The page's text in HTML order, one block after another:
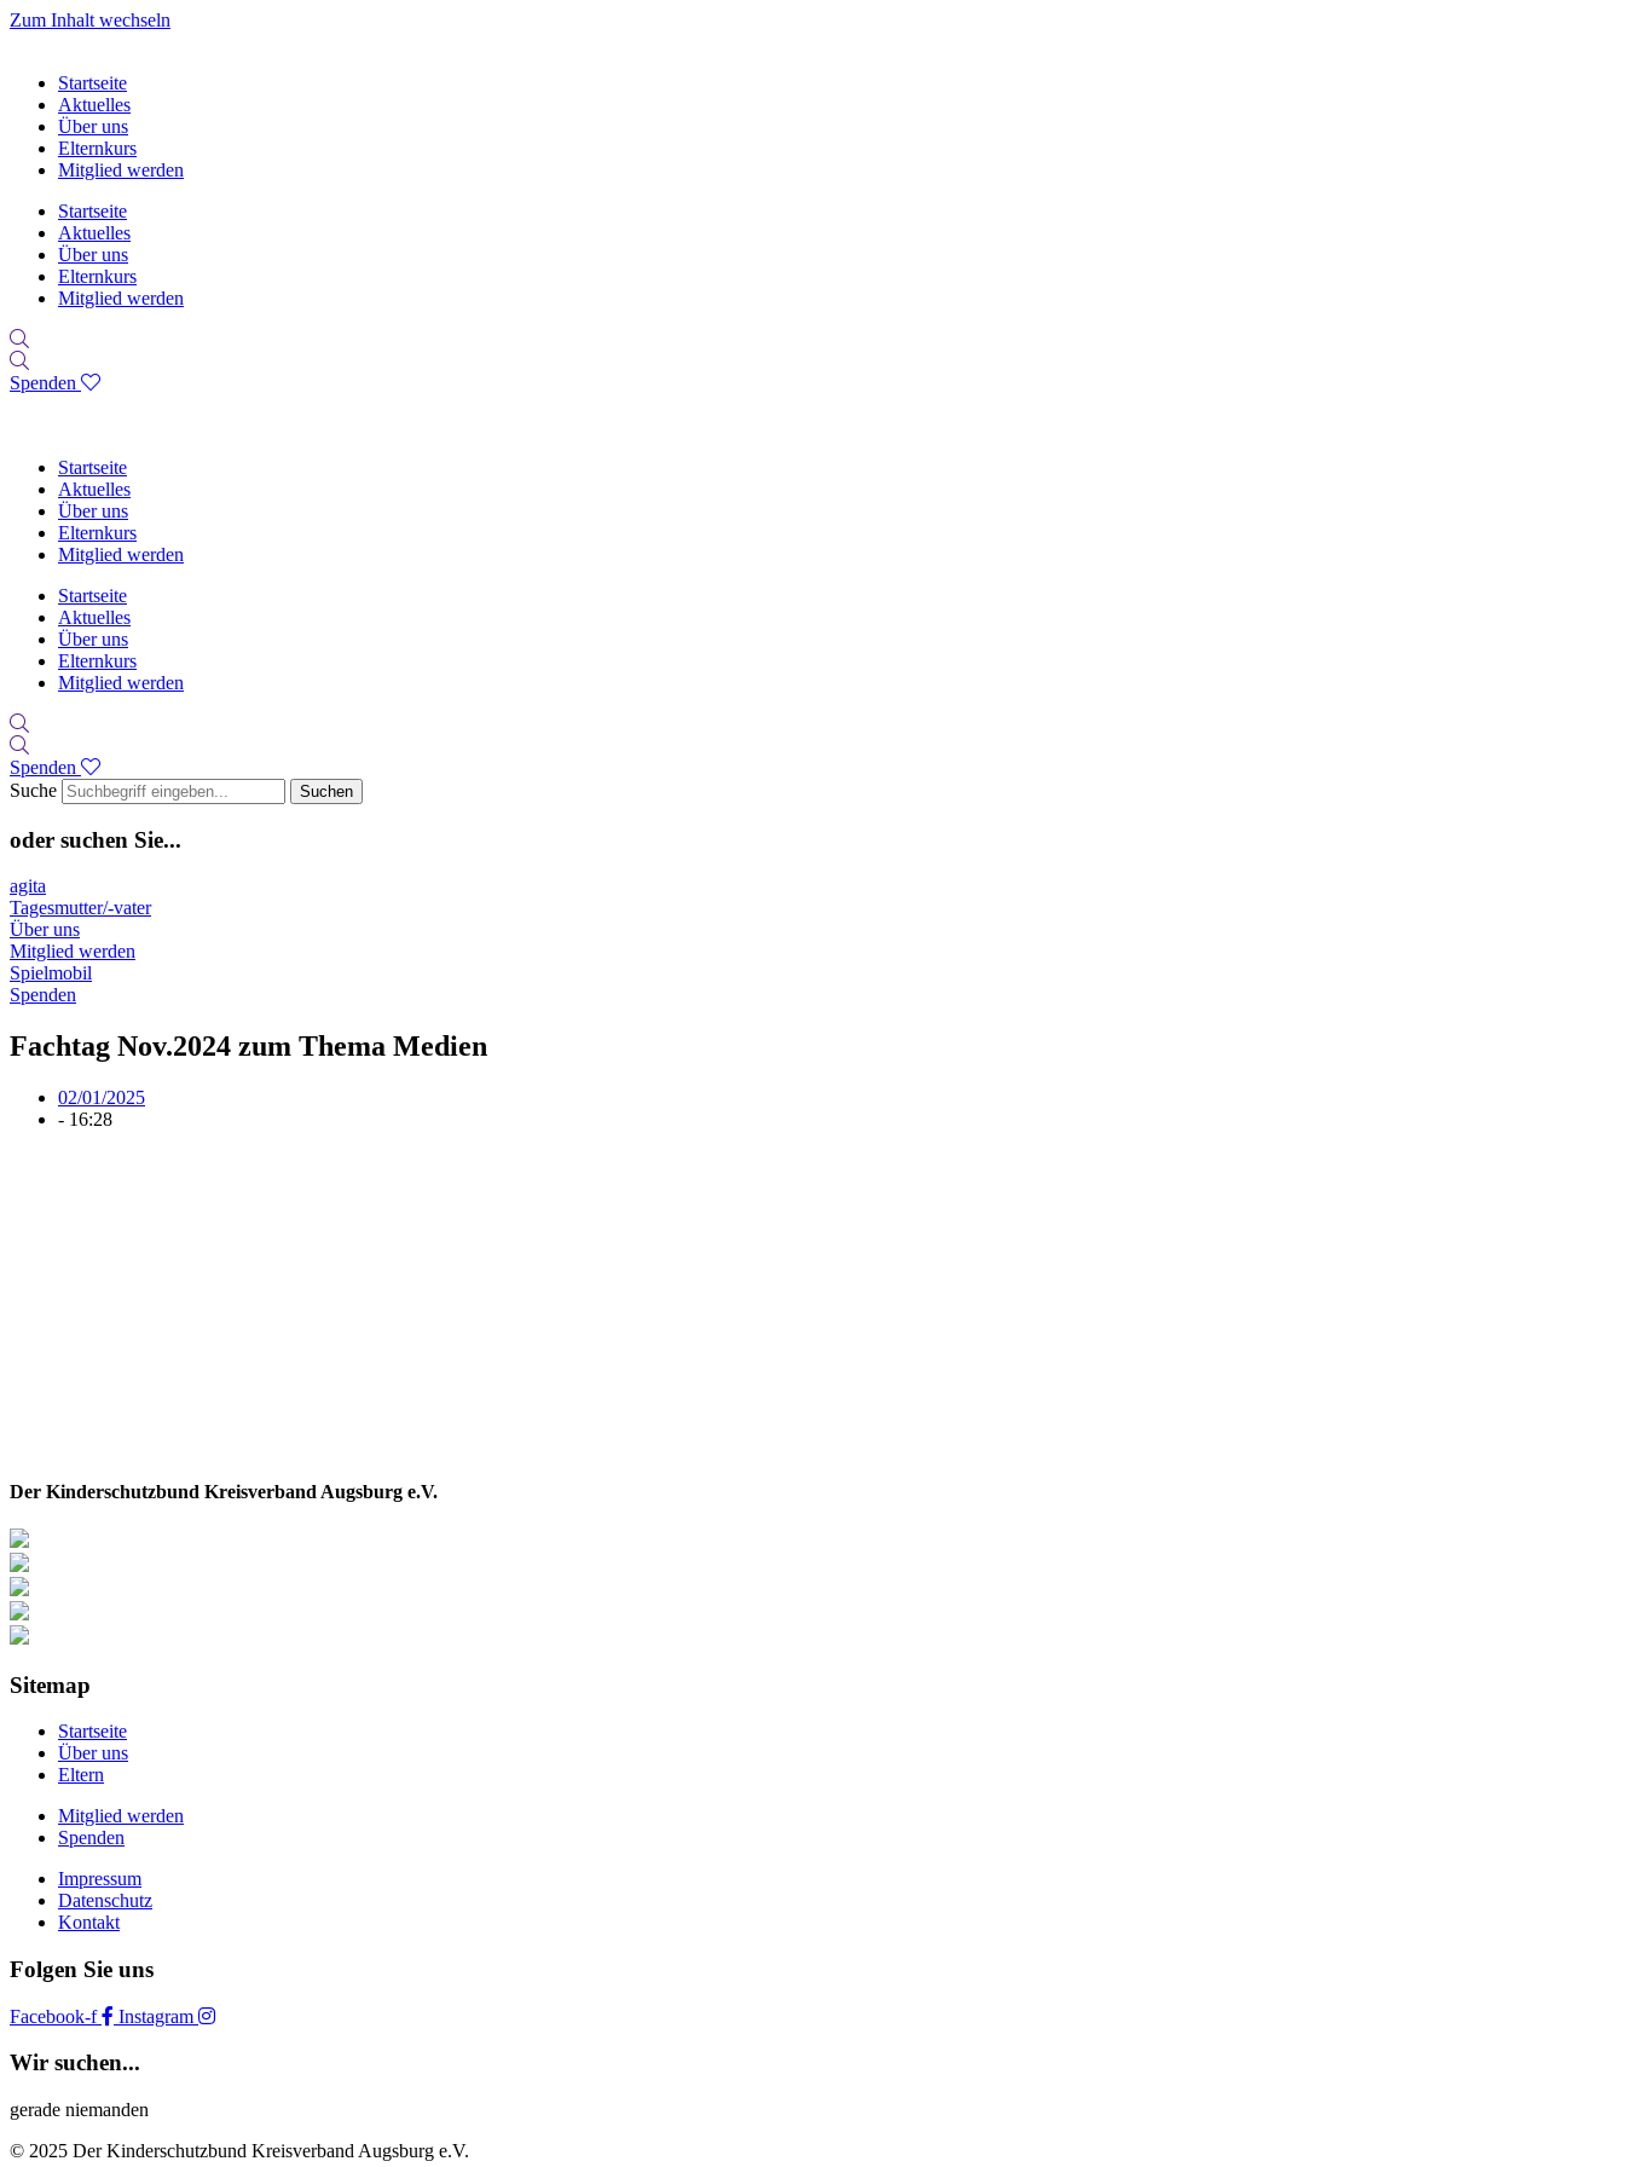
Zum Inhalt wechseln
Startseite
Aktuelles
Über uns
Elternkurs
Mitglied werden
Startseite
Aktuelles
Über uns
Elternkurs
Mitglied werden
Spenden
Startseite
Aktuelles
Über uns
Elternkurs
Mitglied werden
Startseite
Aktuelles
Über uns
Elternkurs
Mitglied werden
Spenden
Suche
Suchen
oder suchen Sie...
agita
Tagesmutter/-vater
Über uns
Mitglied werden
Spielmobil
Spenden
Fachtag Nov.2024 zum Thema Medien
02/01/2025
- 16:28
Der Kinderschutzbund Kreisverband Augsburg e.V.
Sitemap
Startseite
Über uns
Eltern
Mitglied werden
Spenden
Impressum
Datenschutz
Kontakt
Folgen Sie uns
Facebook-f Instagram
Wir suchen...
gerade niemanden
© 2025 Der Kinderschutzbund Kreisverband Augsburg e.V.